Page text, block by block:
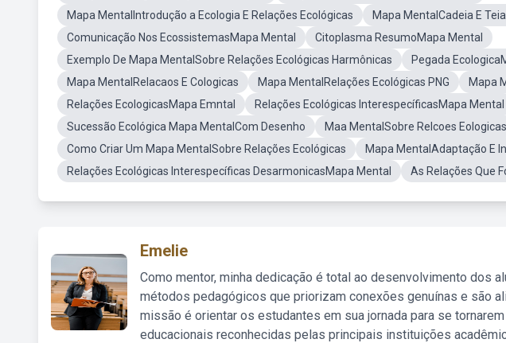
Mapa MentalIntrodução a Ecologia E Relações Ecológicas
Mapa MentalCadeia E
Comunicação Nos EcossistemasMapa Mental
Citoplasma ResumoMapa Mental
Exemplo De Mapa MentalSobre Relações Ecológicas Harmônicas
Pegada
Mapa MentalRelacaos E Cologicas
Mapa MentalRelações Ecológicas PNG
Mapa
Relações EcologicasMapa Emntal
Relações Ecológicas InterespecíficasMapa Mental
Sucessão Ecológica Mapa MentalCom Desenho
Maa MentalSobre Relcoes Eologicas
Como Criar Um Mapa MentalSobre Relações Ecológicas
Mapa MentalAdaptação E
Relações Ecológicas Interespecíficas DesarmonicasMapa Mental
As Relações Que
Emelie
Como mentor, minha dedicação é total ao desenvolvimento dos
métodos pedagógicos que priorizam conexões genuínas e são
missão é orientar os estudantes em sua jornada para se
educacionais reconhecidas pelas principais instituições